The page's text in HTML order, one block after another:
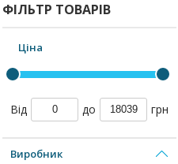
ФІЛЬТР ТОВАРІВ
Ціна
Від до грн
Виробник